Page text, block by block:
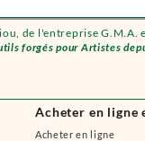
de l'entreprise G.M.A.
forgés pour Artistes
Acheter en ligne
Acheter en ligne